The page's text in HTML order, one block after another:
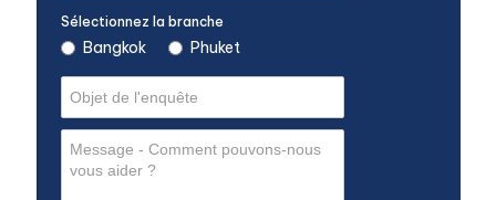
Sélectionnez la branche
Bangkok Phuket